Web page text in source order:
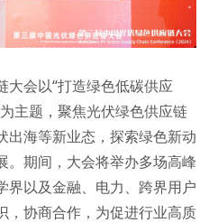
大会以“打造绿色低碳供应
主题，聚焦光伏绿色供应链
出海等新业态，探索绿色新动
。期间，大会将举办多场高峰
界以及金融、电力、跨界用户
，协商合作，为促进行业高质